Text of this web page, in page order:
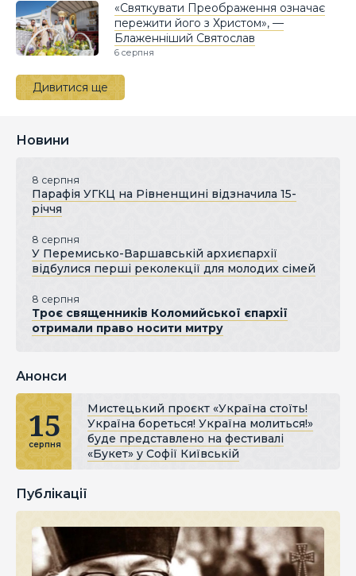
«Святкувати Преображення означає
пережити його з Христом», —
Блаженніший Святослав
6 серпня
Дивитися ще
Новини
8 серпня
Парафія УГКЦ на Рівненщині відзначила 15-
річчя
8 серпня
У Перемисько-Варшавській архиєпархії
відбулися перші реколекції для молодих сімей
8 серпня
Троє священників Коломийської єпархії
отримали право носити митру
Анонси
15
серпня
Мистецький проєкт «Україна стоїть!
Україна бореться! Україна молиться!»
буде представлено на фестивалі
«Букет» у Софії Київській
Публікації